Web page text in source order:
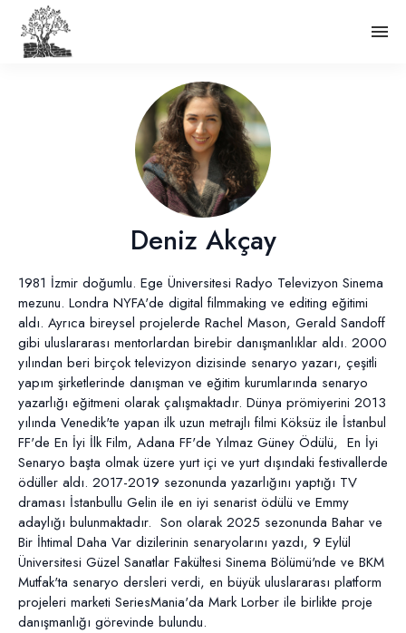
Deniz Akçay
1981 İzmir doğumlu. Ege Üniversitesi Radyo Televizyon Sinema
mezunu. Londra NYFA'de digital filmmaking ve editing eğitimi
aldı. Ayrıca bireysel projelerde Rachel Mason, Gerald Sandoff
gibi uluslararası mentorlardan birebir danışmanlıklar aldı. 2000
yılından beri birçok televizyon dizisinde senaryo yazarı, çeşitli
yapım şirketlerinde danışman ve eğitim kurumlarında senaryo
yazarlığı eğitmeni olarak çalışmaktadır. Dünya prömiyerini 2013
yılında Venedik'te yapan ilk uzun metrajlı filmi Köksüz ile İstanbul
FF'de En İyi İlk Film, Adana FF'de Yılmaz Güney Ödülü, En İyi
Senaryo başta olmak üzere yurt içi ve yurt dışındaki festivallerde
ödüller aldı. 2017-2019 sezonunda yazarlığını yaptığı TV
draması İstanbullu Gelin ile en iyi senarist ödülü ve Emmy
adaylığı bulunmaktadır. Son olarak 2025 sezonunda Bahar ve
Bir İhtimal Daha Var dizilerinin senaryolarını yazdı, 9 Eylül
Üniversitesi Güzel Sanatlar Fakültesi Sinema Bölümü'nde ve BKM
Mutfak'ta senaryo dersleri verdi, en büyük uluslararası platform
projeleri marketi SeriesMania'da Mark Lorber ile birlikte proje
danışmanlığı görevinde bulundu.